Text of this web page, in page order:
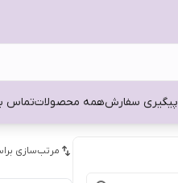
پیگیری سفارشهمه محصولاتتماس
مرتب‌سازی